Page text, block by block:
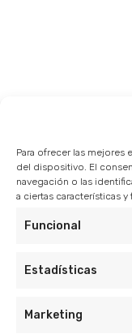
Para ofrecer las
del dispositivo. El
navegación o las
a ciertas características y
Funcional
Estadísticas
Marketing